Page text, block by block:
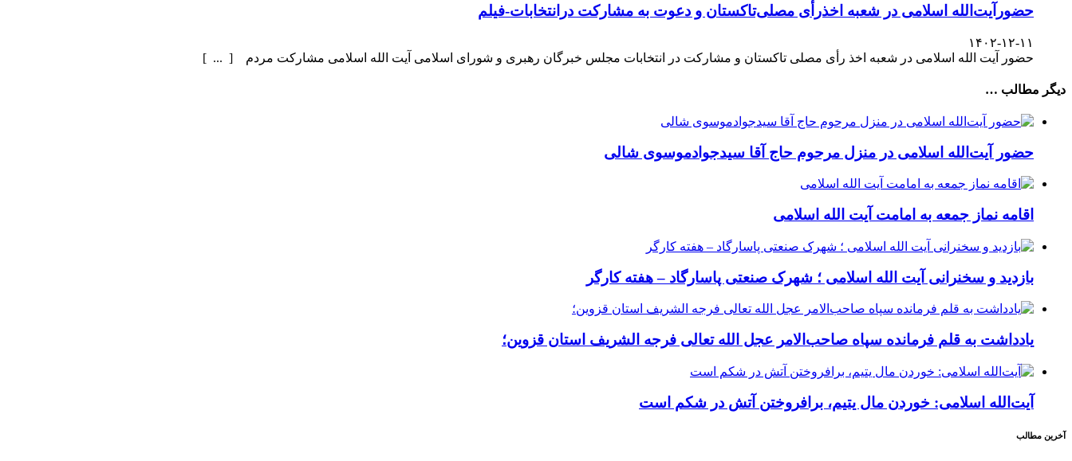
حضورآیت‌الله اسلامی در شعبه اخذرأی مصلی‌تاکستان و دعوت به مشارکت درانتخابات-فیلم
۱۴۰۲-۱۲-۱۱
حضور آیت الله اسلامی در شعبه اخذ رأی مصلی تاکستان و مشارکت در انتخابات مجلس خبرگان رهبری و شورای اسلامی آیت الله اسلامی مشارکت مردم [ ... ]
دیگر مطالب …
حضور آیت‌الله اسلامی در منزل مرحوم حاج آقا سیدجوادموسوی شالی
اقامه نماز جمعه به امامت آیت الله اسلامی
بازدید و سخنرانی آیت الله اسلامی ؛ شهرک صنعتی پاسارگاد – هفته کارگر
یادداشت به قلم فرمانده سپاه صاحب‌الامر عجل الله تعالی فرجه الشریف استان قزوین؛
آیت‌الله اسلامی: خوردن مال یتیم، برافروختن آتش در شکم است
آخرین مطالب